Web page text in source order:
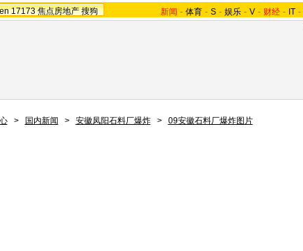
17173 焦点房地产 搜狗 新闻 - 体育 - S - 娱乐 - V - 财经 - IT -
> 国内新闻 > 安徽凤阳石料厂爆炸 > 09安徽石料厂爆炸图片